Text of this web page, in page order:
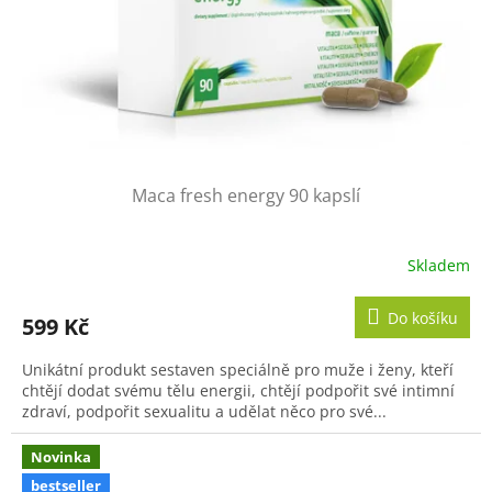
Maca fresh energy 90 kapslí
je
z
5
hvězdiček.
Skladem
599 Kč Do košíku
Unikátní produkt sestaven speciálně pro muže i ženy, kteří
chtějí dodat svému tělu energii, chtějí podpořit své intimní
zdraví, podpořit sexualitu a udělat něco pro své...
Novinka
bestseller